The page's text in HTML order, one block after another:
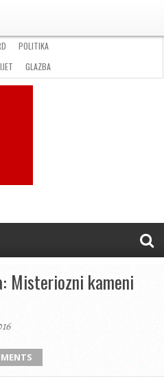
POLITIKA
GLAZBA
KONTAKT
Misteriozni kameni